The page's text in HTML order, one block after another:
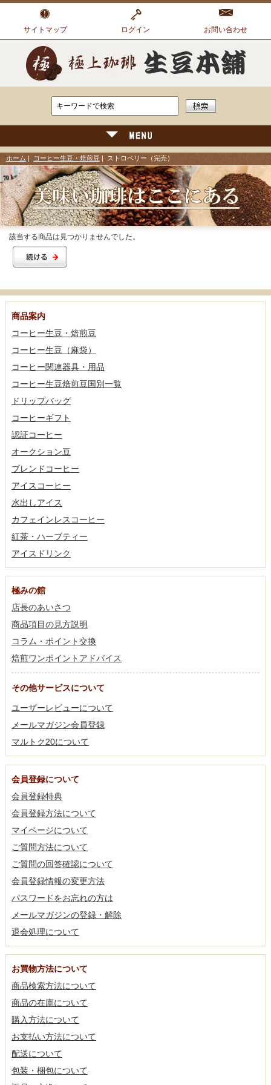
サイトマップ ログイン お問い合わせ
ホーム コーヒー生豆・焙煎豆 | ストロベリー（完売）
該当する商品は見つかりませんでした。
商品案内
コーヒー生豆・焙煎豆
コーヒー生豆（麻袋）
コーヒー関連器具・用品
コーヒー生豆焙煎豆国別一覧
ドリップバッグ
コーヒーギフト
認証コーヒー
オークション豆
ブレンドコーヒー
アイスコーヒー
水出しアイス
カフェインレスコーヒー
紅茶・ハーブティー
アイスドリンク
極みの館
店長のあいさつ
商品項目の見方説明
コラム・ポイント交換
焙煎ワンポイントアドバイス
その他サービスについて
ユーザーレビューについて
メールマガジン会員登録
マルトク20について
会員登録について
会員登録特典
会員登録方法について
マイページについて
ご質問方法について
ご質問の回答確認について
会員登録情報の変更方法
パスワードをお忘れの方は
メールマガジンの登録・解除
退会処理について
お買物方法について
商品検索方法について
商品の在庫について
購入方法について
お支払い方法について
配送について
包装・梱包について